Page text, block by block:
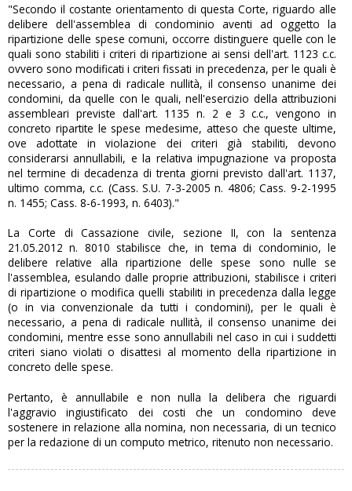
"Secondo il costante orientamento di questa Corte, riguardo alle
delibere dell'assemblea di condominio aventi ad oggetto la
ripartizione delle spese comuni, occorre distinguere quelle con le
quali sono stabiliti i criteri di ripartizione ai sensi dell'art. 1123 c.c.
ovvero sono modificati i criteri fissati in precedenza, per le quali è
necessario, a pena di radicale nullità, il consenso unanime dei
condomini, da quelle con le quali, nell'esercizio della attribuzioni
assembleari previste dall'art. 1135 n. 2 e 3 c.c., vengono in
concreto ripartite le spese medesime, atteso che queste ultime,
ove adottate in violazione dei criteri già stabiliti, devono
considerarsi annullabili, e la relativa impugnazione va proposta
nel termine di decadenza di trenta giorni previsto dall'art. 1137,
ultimo comma, c.c. (Cass. S.U. 7-3-2005 n. 4806; Cass. 9-2-1995
n. 1455; Cass. 8-6-1993, n. 6403)."
La Corte di Cassazione civile, sezione II, con la sentenza
21.05.2012 n. 8010 stabilisce che, in tema di condominio, le
delibere relative alla ripartizione delle spese sono nulle se
l'assemblea, esulando dalle proprie attribuzioni, stabilisce i criteri
di ripartizione o modifica quelli stabiliti in precedenza dalla legge
(o in via convenzionale da tutti i condomini), per le quali è
necessario, a pena di radicale nullità, il consenso unanime dei
condomini, mentre esse sono annullabili nel caso in cui i suddetti
criteri siano violati o disattesi al momento della ripartizione in
concreto delle spese.
Pertanto, è annullabile e non nulla la delibera che riguardi
l'aggravio ingiustificato dei costi che un condomino deve
sostenere in relazione alla nomina, non necessaria, di un tecnico
per la redazione di un computo metrico, ritenuto non necessario.